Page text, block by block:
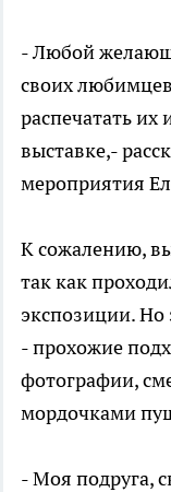
- Любой
своих
распечатать их
выставке,-
мероприятия
К сожалению,
так как
экспозиции. Но
- прохожие
фотографии,
мордочками
- Моя подруга,